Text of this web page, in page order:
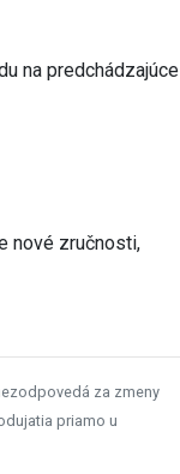
na predchádzajúce
nové zručnosti,
za zmeny
priamo u